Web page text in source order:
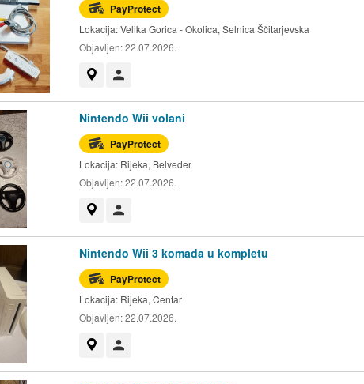
PayProtect
Lokacija:Velika Gorica - Okolica, Selnica Ščitarjevska
Objavljen:22.07.2026.
Nintendo Wii volani
PayProtect
Lokacija: Rijeka, Belveder
Objavljen:22.07.2026.
Nintendo Wii 3 komada u kompletu
PayProtect
Lokacija: Rijeka, Centar
Objavljen:22.07.2026.